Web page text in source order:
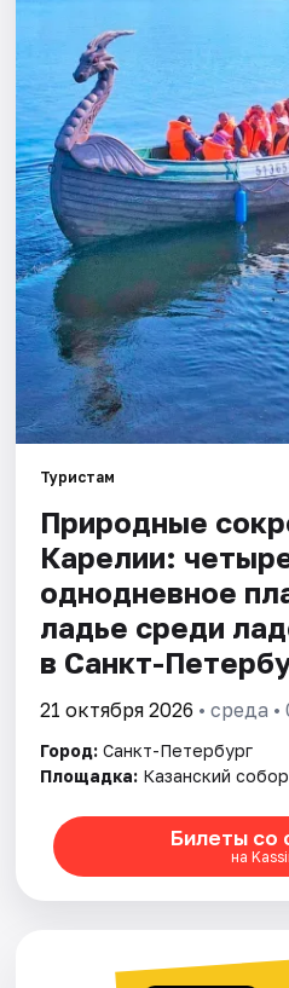
Города
Площадки
Артисты
Рейтинги
Туристам
Природные
Карелии:
однодневное
ладье среди
в Санкт-
21 октября 2026 • среда •
Город: Санкт-Петербург
Площадка: Казанский собор
Билеты со
на